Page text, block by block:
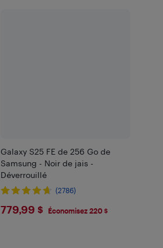
Galaxy S25 FE de 256 Go de
Samsung - Noir de jais -
Déverrouillé
(2786)
$779.99
779,99 $ Économisez 220 $